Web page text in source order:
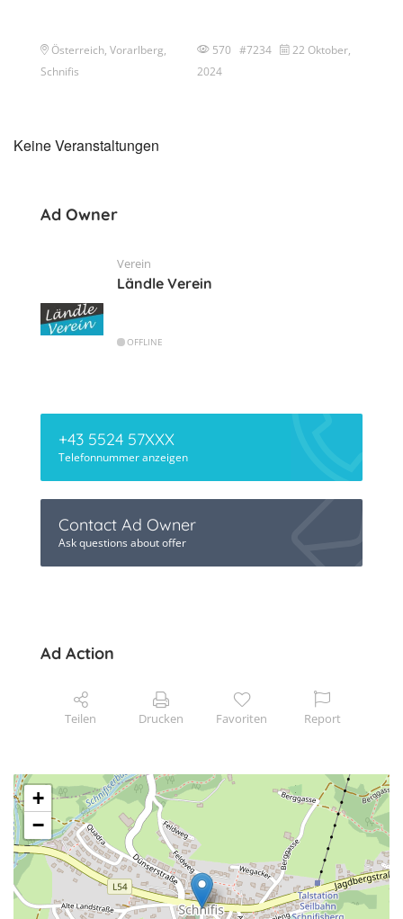
Österreich, Vorarlberg,
Schnifis
570 #7234
22 Oktober,
2024
Keine Veranstaltungen
Ad Owner
Verein
Ländle Verein
OFFLINE
+43 5524 57XXX
Telefonnummer anzeigen
Contact Ad Owner
Ask questions about offer
Ad Action
Teilen Drucken Favoriten Report
+
−